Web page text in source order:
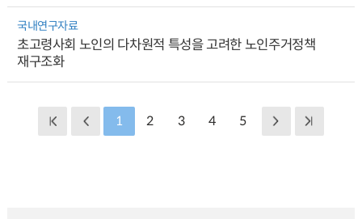
국내연구자료
초고령사회 노인의 다차원적 특성을 고려한 노인주거정책
재구조화
1 2 3 4 5